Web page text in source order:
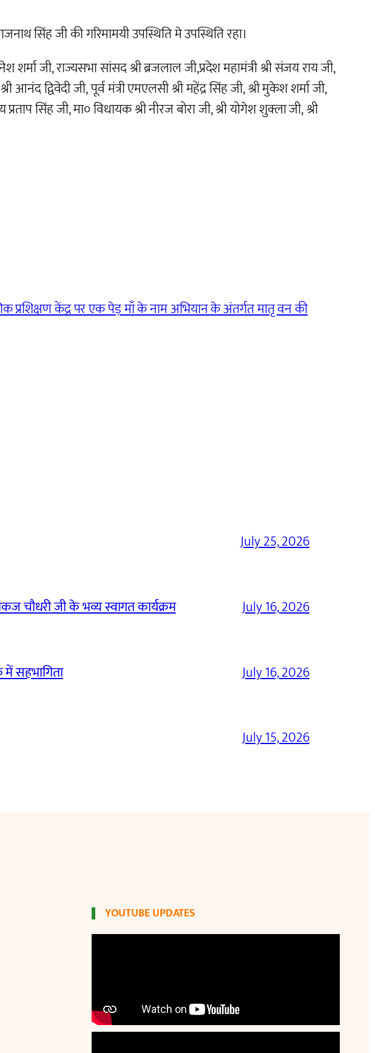
सिंह जी की गरिमामयी उपस्थिति मे उपस्थिति रहा।
जी, राज्यसभा सांसद श्री ब्रजलाल जी,प्रदेश महामंत्री श्री संजय राय जी,
द्विवेदी जी, पूर्व मंत्री एमएलसी श्री महेंद्र सिंह जी, श्री मुकेश शर्माजी,
प्रताप सिंह जी, मा० विधायक श्री नीरज बोरा जी, श्री योगेश शुक्ला जी, श्री
प्रशिक्षण केंद्र पर एक पेड़ माँ के नाम अभियान के अंतर्गत मातृ वन की
July 25, 2026
चौधरी जी के भव्य स्वागत कार्यक्रम July 16, 2026
सहभागिता July 16, 2026
July 15, 2026
YOUTUBE UPDATES